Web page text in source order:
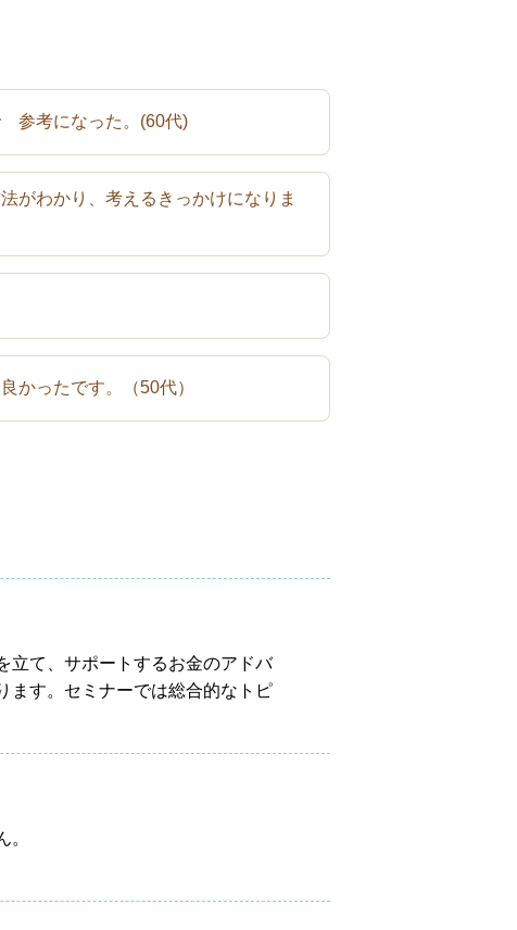
参考になった。 (60代)
がわかり、考えるきっかけになりま
かったです。 （50代）
立て、サポートするお金のアドバ
ます。セミナーでは総合的なトピ